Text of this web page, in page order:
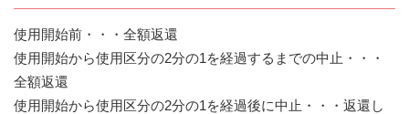
使用開始前・・・全額返還
使用開始から使用区分の2分の1を経過するまでの中止・・・
全額返還
使用開始から使用区分の2分の1を経過後に中止・・・返還し